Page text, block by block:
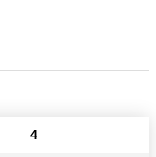
4